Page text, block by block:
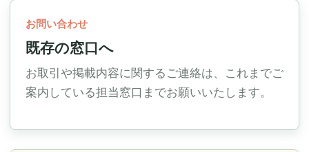
お問い合わせ
既存の窓口へ
お取引や掲載内容に関するご連絡は、これまでご
案内している担当窓口までお願いいたします。